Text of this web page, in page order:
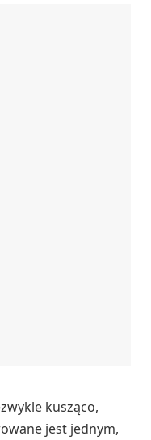
kusząco,
jest jednym,